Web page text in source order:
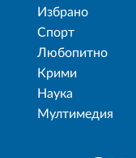
Избрано
Спорт
Любопитно
Крими
Наука
Мултимедия